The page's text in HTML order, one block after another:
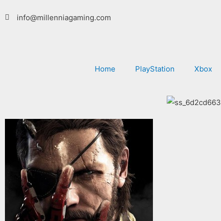
naar
info@millenniagaming.com
Home PlayStation Xbox